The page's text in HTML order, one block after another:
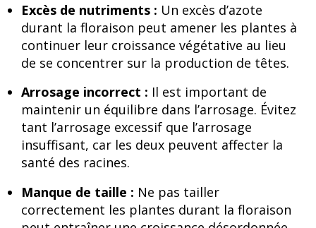
Excès de nutriments : Un excès d’azote
durant la floraison peut amener les plantes à
continuer leur croissance végétative au lieu
de se concentrer sur la production de têtes.
Arrosage incorrect : Il est important de
maintenir un équilibre dans l’arrosage. Évitez
tant l’arrosage excessif que l’arrosage
insuffisant, car les deux peuvent affecter la
santé des racines.
Manque de taille : Ne pas tailler
correctement les plantes durant la floraison